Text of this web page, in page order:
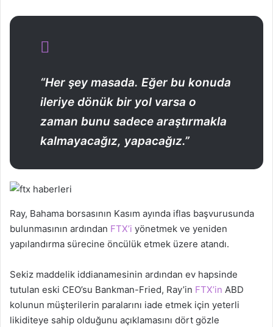
“Her şey masada. Eğer bu konuda
ileriye dönük bir yol varsa o
zaman bunu sadece araştırmakla
kalmayacağız, yapacağız.”
Ray, Bahama borsasının Kasım ayında iflas başvurusunda
bulunmasının ardından FTX’i yönetmek ve yeniden
yapılandırma sürecine öncülük etmek üzere atandı.
Sekiz maddelik iddianamesinin ardından ev hapsinde
tutulan eski CEO’su Bankman-Fried, Ray’in FTX’in ABD
kolunun müşterilerin paralarını iade etmek için yeterli
likiditeye sahip olduğunu açıklamasını dört gözle